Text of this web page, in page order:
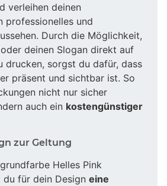
verleihen deinen
professionelles und
Durch die Möglichkeit,
oder deinen Slogan direkt auf
drucken, sorgst du dafür, dass
präsent und sichtbar ist. So
nicht nur sicher
auch ein kostengünstiger
zur Geltung
Helles Pink
du für dein Design eine